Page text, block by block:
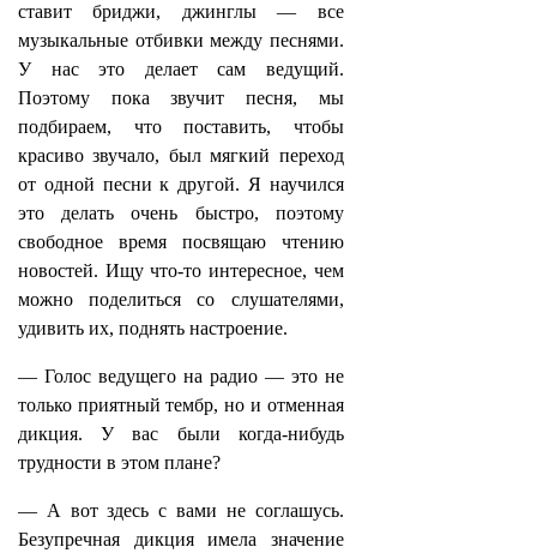
ставит бриджи, джинглы — все
музыкальные отбивки между песнями.
У нас это делает сам ведущий.
Поэтому пока звучит песня, мы
подбираем, что поставить, чтобы
красиво звучало, был мягкий переход
от одной песни к другой. Я научился
это делать очень быстро, поэтому
свободное время посвящаю чтению
новостей. Ищу что-то интересное, чем
можно поделиться со слушателями,
удивить их, поднять настроение.
— Голос ведущего на радио — это не
только приятный тембр, но и отменная
дикция. У вас были когда-нибудь
трудности в этом плане?
— А вот здесь с вами не соглашусь.
Безупречная дикция имела значение